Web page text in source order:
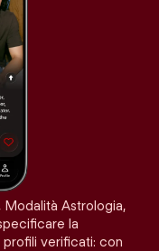
Astrologia,
la
verificati: con